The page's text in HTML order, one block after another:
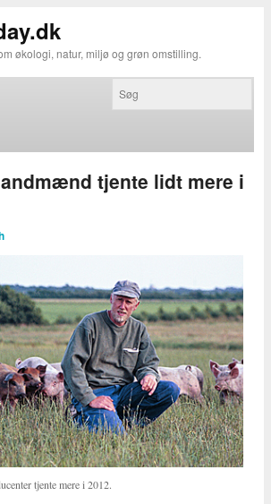
økologi, natur, miljø og grøn omstilling.
tjente lidt mere i
tjente mere i 2012.